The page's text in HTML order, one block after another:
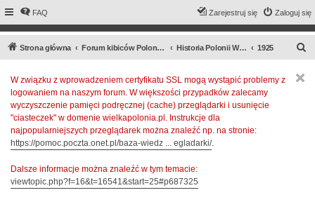
FAQ Zaloguj się
Zarejestruj się
Strona główna Forum kibiców Polonii Warszawa Historia Polonii Warszawa 1925
W związku z wprowadzeniem certyfikatu SSL mogą wystąpić problemy z
logowaniem na naszym forum. W większości przypadków zalecamy
wyczyszczenie pamięci podręcznej (cache) przeglądarki i usunięcie
"ciasteczek" w domenie wielkapolonia.pl. Instrukcje dla
najpopularniejszych przeglądarek można znaleźć np. na stronie:
https://pomoc.poczta.onet.pl/baza-wiedz ... egladarki/.
Dalsze informacje można znaleźć w tym temacie:
viewtopic.php?f=16&t=16541&start=25#p687325